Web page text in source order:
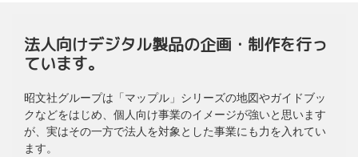
法人向けデジタル製品の企画・制作を行っ
ています。
昭文社グループは「マップル」シリーズの地図やガイドブッ
クなどをはじめ、個人向け事業のイメージが強いと思います
が、実はその一方で法人を対象とした事業にも力を入れてい
ます。